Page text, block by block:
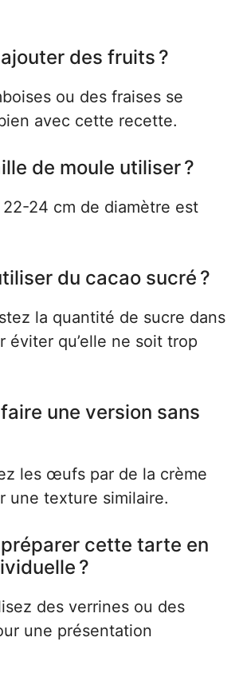
des fruits ?
ou des fraises se
avec cette recette.
de moule utiliser ?
24 cm de diamètre est
du cacao sucré ?
la quantité de sucre dans
éviter qu’elle ne soit trop
une version sans
les œufs par de la crème
une texture similaire.
cette tarte en
?
des verrines ou des
une présentation